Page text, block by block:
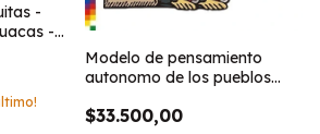
-
-
Modelo de pensamiento
autonomo de los pueblos
$33.500,00